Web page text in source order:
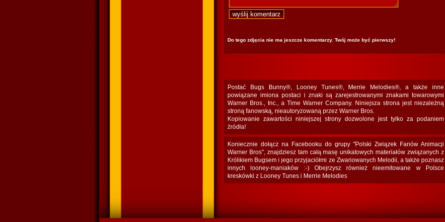
Do tego zdjęcia nie ma jeszcze komentarzy. Twój może być pierwszy!
Postać Bugs Bunny®, Looney Tunes®, Merrie Melodies®, a także inne
powiązane imiona postaci i znaki są zarejestrowanymi znakami towarowymi
Warner Bros., Inc., a Time Warner Company. Niniejsza strona jest niezależną
stroną fanowską, nieautoryzowaną przez Warner Bros.
Kopiowanie zawartości niniejszej strony dozwolone jest tylko za podaniem
źródła!
Koniecznie dołącz na Facebooku do grupy "Polski Związek Fanów Animacji
Warner Bros", znajdziesz tam całą masę unikatowych materiałów związanych z
Królikiem Bugsem i jego przyjaciółmi ze Zwariowanych Melodii, a także poznasz
innych looney-maniaków :-) Obejrzysz również nieemitowane w Polsce
kreskówki z Looney Tunes i Merrie Melodies